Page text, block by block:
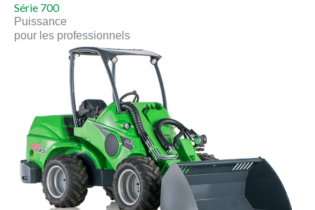
Série 700
Puissance
pour les professionnels